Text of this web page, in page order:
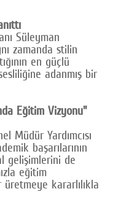
Süleyman
zamanda stilin
en güçlü
adanmış bir
Eğitim Vizyonu"
Müdür Yardımcısı
başarılarının
gelişimlerini de
eğitim
kararlılıkla